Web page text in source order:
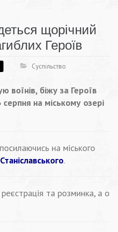
щорічний
Героїв
Суспільство
воїнів, біжу за Героїв
на міському озері
на міського
.
та розминка, а о